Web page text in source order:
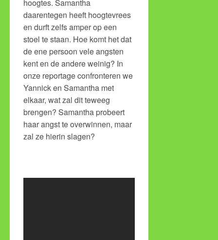
hoogtes. Samantha
daarentegen heeft hoogtevrees
en durft zelfs amper op een
stoel te staan. Hoe komt het dat
de ene persoon vele angsten
kent en de andere weinig? In
onze reportage confronteren we
Yannick en Samantha met
elkaar, wat zal dit teweeg
brengen? Samantha probeert
haar angst te overwinnen, maar
zal ze hierin slagen?